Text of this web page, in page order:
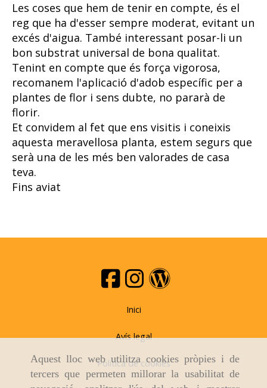
Aquest lloc web utilitza cookies pròpies i de
tercers que permeten millorar la usabilitat de
Les coses que hem de tenir en compte, és el
reg que ha d'esser sempre moderat, evitant un
excés d'aigua. També interessant posar-li un
bon substrat universal de bona qualitat.
Tenint en compte que és força vigorosa,
recomanem l'aplicació d'adob específic per a
plantes de flor i sens dubte, no pararà de
florir.
Et convidem al fet que ens visitis i coneixis
aquesta meravellosa planta, estem segurs que
serà una de les més ben valorades de casa
teva.
Fins aviat
Inici
Avís legal
Politica de cookies